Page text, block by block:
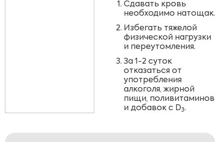
Сдавать кровь
необходимо натощак.
Избегать тяжелой
физической нагрузки
и переутомления.
За 1-2 суток
отказаться от
употребления
алкоголя, жирной
пищи, поливитаминов
и добавок с D3.